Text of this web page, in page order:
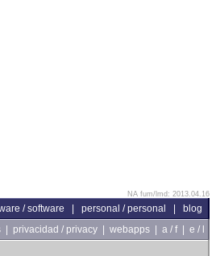
NA fum/lmd: 2013.04.16
/ software personal / personal
blog
privacidad / privacy webapps a / f
e / l